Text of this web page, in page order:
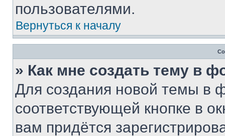
пользователями.
Вернуться к началу
» Как мне создать тему в
Для создания новой темы в
соответствующей кнопке в
вам придётся